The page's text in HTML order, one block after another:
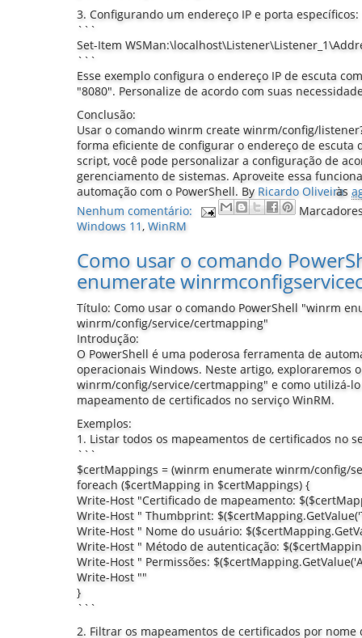
3. Configurando um endereço IP e porta específicos:
```
Set-Item
```
Esse exemplo configura o endereço IP de escuta
"8080". Personalize de acordo com suas
Conclusão:
Usar o comando winrm create winrm/config/
forma eficiente de configurar o endereço de escuta
script, você pode personalizar a configuração de
gerenciamento de sistemas. Aproveite essa
automação com o PowerShell. By Ricardo Oliveira
às
Nenhum comentário:
Windows 11, WinRM
Como usar o comando
enumerate
Título: Como usar o comando PowerShell "winrm
winrm/config/service/certmapping"
Introdução:
O PowerShell é uma poderosa ferramenta de
operacionais Windows. Neste artigo, exploraremos
winrm/config/service/certmapping" e como utilizá-
mapeamento de certificados no serviço WinRM.
Exemplos:
1. Listar todos os mapeamentos de certificados no
```
$certMappings = (winrm enumerate winrm/config/
foreach ($certMapping in $certMappings) {
Write-Host "Certificado de mapeamento:
Write-Host " Thumbprint:
Write-Host " Nome do usuário:
Write-Host " Método de autenticação:
Write-Host " Permissões:
Write-Host ""
}
```
2. Filtrar os mapeamentos de certificados por nome